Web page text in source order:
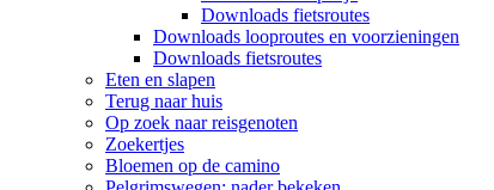
Downloads fietsroutes
Downloads looproutes en voorzieningen
Downloads fietsroutes
Eten en slapen
Terug naar huis
Op zoek naar reisgenoten
Zoekertjes
Bloemen op de camino